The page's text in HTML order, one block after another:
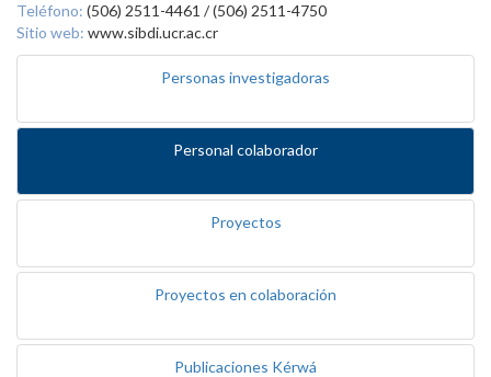
Teléfono: (506) 2511-4461 / (506) 2511-4750
Sitio web: www.sibdi.ucr.ac.cr
Personas investigadoras
Personal colaborador
Proyectos
Proyectos en colaboración
Publicaciones Kérwá